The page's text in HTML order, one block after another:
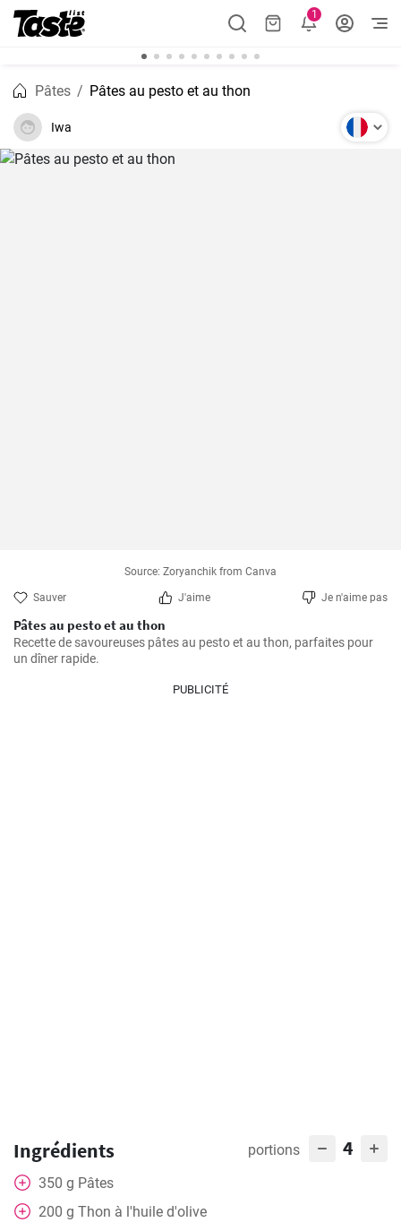
1
Pâtes Pâtes au pesto et au thon
Iwa
Source: Zoryanchik from Canva
Sauver J'aime Je n'aime pas
Pâtes au pesto et au thon
Recette de savoureuses pâtes au pesto et au thon, parfaites pour
un dîner rapide.
PUBLICITÉ
Ingrédients portions 4
350 g Pâtes
200 g Thon à l'huile d'olive